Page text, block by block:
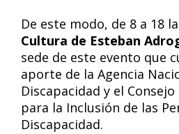
De este modo, de 8 a 18 la
Cultura de Esteban
sede de este evento que
aporte de la Agencia
Discapacidad y el
para la Inclusión de las
Discapacidad.